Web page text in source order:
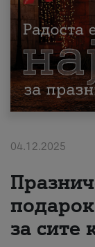
МК EN SQ
Приватни
Поддршка
Надополни
За нас
04.12.2025
за сите